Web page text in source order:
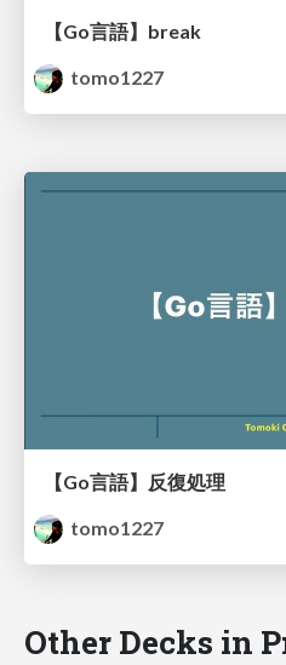
【Go言語】break
tomo1227
【Go言語】反復処理
tomo1227
Other Decks in